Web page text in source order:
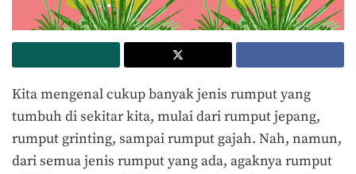
Kita mengenal cukup banyak jenis rumput yang
tumbuh di sekitar kita, mulai dari rumput jepang,
rumput grinting, sampai rumput gajah. Nah, namun,
dari semua jenis rumput yang ada, agaknya rumput